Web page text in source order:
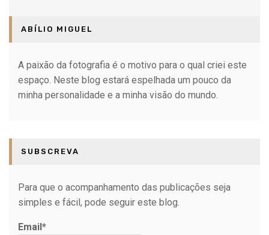
ABÍLIO MIGUEL
A paixão da fotografia é o motivo para o qual criei este
espaço. Neste blog estará espelhada um pouco da
minha personalidade e a minha visão do mundo.
SUBSCREVA
Para que o acompanhamento das publicações seja
simples e fácil, pode seguir este blog.
Email*